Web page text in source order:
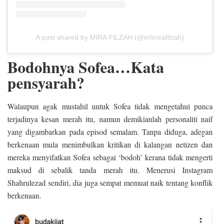
A post shared by MIRA FILZAH (@mfmirafilzah)
Bodohnya Sofea…Kata
pensyarah?
Walaupun agak mustahil untuk Sofea tidak mengetahui punca
terjadinya kesan merah itu, namun demikianlah personaliti naif
yang digambarkan pada episod semalam. Tanpa diduga, adegan
berkenaan mula menimbulkan kritikan di kalangan netizen dan
mereka menyifatkan Sofea sebagai ‘bodoh’ kerana tidak mengerti
maksud di sebalik tanda merah itu. Menerusi Instagram
Shahrulezad sendiri, dia juga sempat memuat naik tentang konflik
berkenaan.